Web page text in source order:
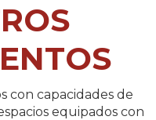
con capacidades de
equipados con